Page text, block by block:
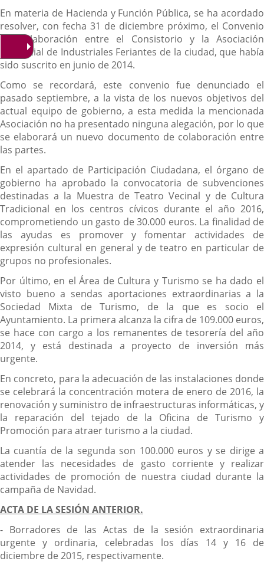
En materia de Hacienda y Función Pública, se ha acordado
resolver, con fecha 31 de diciembre próximo, el Convenio
de Colaboración entre el Consistorio y la Asociación
Provincial de Industriales Feriantes de la ciudad, que había
sido suscrito en junio de 2014.
Como se recordará, este convenio fue denunciado el
pasado septiembre, a la vista de los nuevos objetivos del
actual equipo de gobierno, a esta medida la mencionada
Asociación no ha presentado ninguna alegación, por lo que
se elaborará un nuevo documento de colaboración entre
las partes.
En el apartado de Participación Ciudadana, el órgano de
gobierno ha aprobado la convocatoria de subvenciones
destinadas a la Muestra de Teatro Vecinal y de Cultura
Tradicional en los centros cívicos durante el año 2016,
comprometiendo un gasto de 30.000 euros. La finalidad de
las ayudas es promover y fomentar actividades de
expresión cultural en general y de teatro en particular de
grupos no profesionales.
Por último, en el Área de Cultura y Turismo se ha dado el
visto bueno a sendas aportaciones extraordinarias a la
Sociedad Mixta de Turismo, de la que es socio el
Ayuntamiento. La primera alcanza la cifra de 109.000 euros,
se hace con cargo a los remanentes de tesorería del año
2014, y está destinada a proyecto de inversión más
urgente.
En concreto, para la adecuación de las instalaciones donde
se celebrará la concentración motera de enero de 2016, la
renovación y suministro de infraestructuras informáticas, y
la reparación del tejado de la Oficina de Turismo y
Promoción para atraer turismo a la ciudad.
La cuantía de la segunda son 100.000 euros y se dirige a
atender las necesidades de gasto corriente y realizar
actividades de promoción de nuestra ciudad durante la
campaña de Navidad.
ACTA DE LA SESIÓN ANTERIOR.
- Borradores de las Actas de la sesión extraordinaria
urgente y ordinaria, celebradas los días 14 y 16 de
diciembre de 2015, respectivamente.